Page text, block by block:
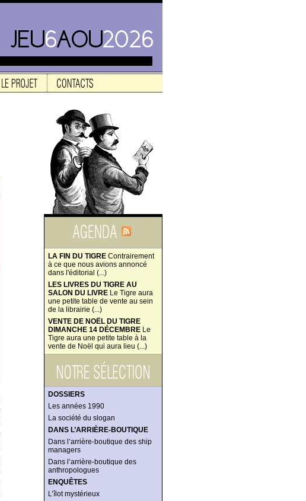
LA FIN DU TIGRE Contrairement
à ce que nous avions annoncé
dans l'éditorial (...)
LES LIVRES DU TIGRE AU
SALON DU LIVRE Le Tigre aura
une petite table de vente au sein
de la librairie (...)
VENTE DE NOËL DU TIGRE
DIMANCHE 14 DÉCEMBRE Le
Tigre aura une petite table à la
vente de Noël qui aura lieu (...)
DOSSIERS
Les années 1990
La société du slogan
DANS L’ARRIÈRE-BOUTIQUE
Dans l’arrière-boutique des ship
managers
Dans l’arrière-boutique des
anthropologues
ENQUÊTES
L’îlot mystérieux